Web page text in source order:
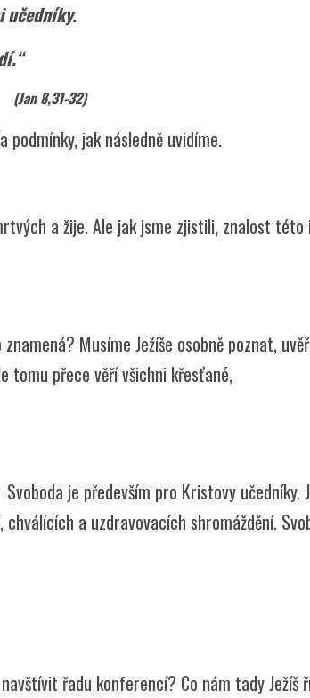
učedníky.
Jan 8,31-32)
jak následně uvidíme.
a žije. Ale jak jsme zjistili, znalost
Musíme Ježíše osobně poznat,
tomu přece věří všichni křesťané,
je především pro Kristovy učedníky.
a uzdravovacích shromáždění.
řadu konferencí? Co nám tady Ježíš